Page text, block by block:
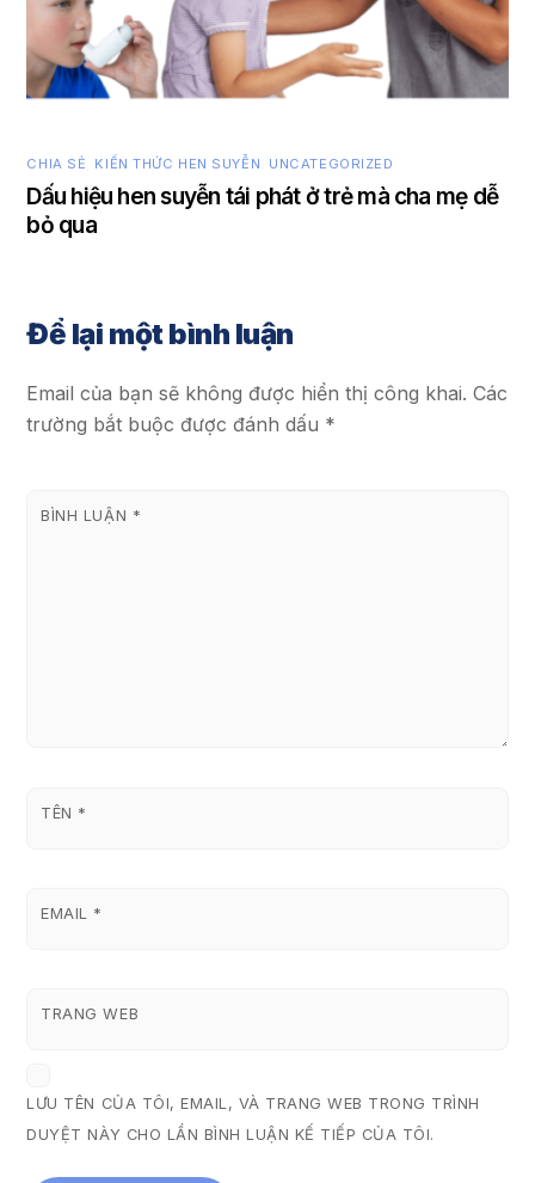
CHIA SẺ KIẾN THỨC HEN SUYỄN UNCATEGORIZED
Dấu hiệu hen suyễn tái phát ở trẻ mà cha mẹ dễ
bỏ qua
Để lại một bình luận
Email của bạn sẽ không được hiển thị công khai. Các
trường bắt buộc được đánh dấu *
BÌNH LUẬN *
TÊN *
EMAIL *
TRANG WEB
LƯU TÊN CỦA TÔI, EMAIL, VÀ TRANG WEB TRONG TRÌNH
DUYỆT NÀY CHO LẦN BÌNH LUẬN KẾ TIẾP CỦA TÔI.